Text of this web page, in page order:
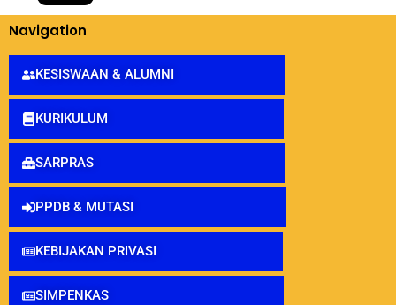
Navigation
KESISWAAN & ALUMNI
KURIKULUM
SARPRAS
PPDB & MUTASI
KEBIJAKAN PRIVASI
SIMPENKAS